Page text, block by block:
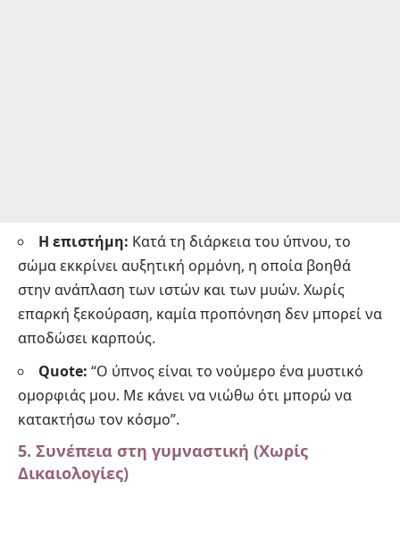
Η επιστήμη: Κατά τη διάρκεια του ύπνου, το
σώμα εκκρίνει αυξητική ορμόνη, η οποία βοηθά
στην ανάπλαση των ιστών και των μυών. Χωρίς
επαρκή ξεκούραση, καμία προπόνηση δεν μπορεί να
αποδώσει καρπούς.
Quote: “Ο ύπνος είναι το νούμερο ένα μυστικό
ομορφιάς μου. Με κάνει να νιώθω ότι μπορώ να
κατακτήσω τον κόσμο”.
5. Συνέπεια στη γυμναστική (Χωρίς
Δικαιολογίες)